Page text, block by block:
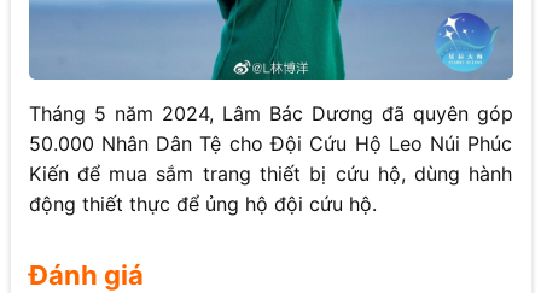
Tháng 5 năm 2024, Lâm Bác Dương đã quyên góp
50.000 Nhân Dân Tệ cho Đội Cứu Hộ Leo Núi Phúc
Kiến để mua sắm trang thiết bị cứu hộ, dùng hành
động thiết thực để ủng hộ đội cứu hộ.
Đánh giá